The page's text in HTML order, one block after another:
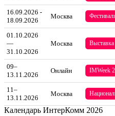
16.09.2026 -
18.09.2026
Москва
01.10.2026
—
31.10.2026
Москва
09–
13.11.2026
Онлайн IMWeek
11–
13.11.2026
Москва
Календарь ИнтерКомм 2026